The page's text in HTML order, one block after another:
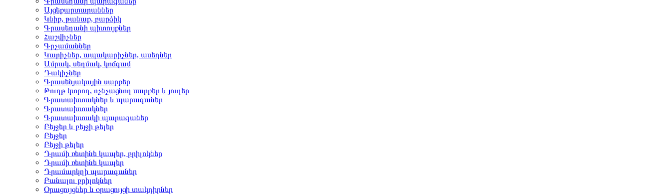
Այցեքարտարաններ
Կնիք, թանաք, բարձիկ
Գրասեղանի պիտույքներ
Հաշվիչներ
Գրչամաններ
Կարիչներ, ապակարիչներ, ասեղներ
Ամրակ, սեղմակ, կոճգամ
Դակիչներ
Գրասենյակային սարքեր
Թուղթ կտրող, ոչնչացնող սարքեր և յուղեր
Գրատախտակներ և պարագաներ
Գրատախտակներ
Գրատախտակի պարագաներ
Բեյջեր և բեյջի թելեր
Բեյջեր
Բեյջի թելեր
Դրամի ռետինե կապեր, բրիլոկներ
Դրամի ռետինե կապեր
Դրամարկղի պարագաներ
Բանալու բրիլոկներ
Օրացույցներ և օրացույցի տակդիրներ